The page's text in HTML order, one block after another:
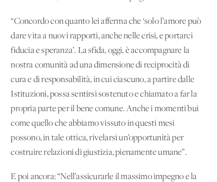
“Concordo con quanto lei afferma che ‘solo l’amore può
dare vita a nuovi rapporti, anche nelle crisi, e portarci
fiducia e speranza’. La sfida, oggi, è accompagnare la
nostra comunità ad una dimensione di reciprocità di
cura e di responsabilità, in cui ciascuno, a partire dalle
Istituzioni, possa sentirsi sostenuto e chiamato a far la
propria parte per il bene comune. Anche i momenti bui
come quello che abbiamo vissuto in questi mesi
possono, in tale ottica, rivelarsi un’opportunità per
costruire relazioni di giustizia, pienamente umane”.
E poi ancora: “Nell’assicurarle il massimo impegno e la